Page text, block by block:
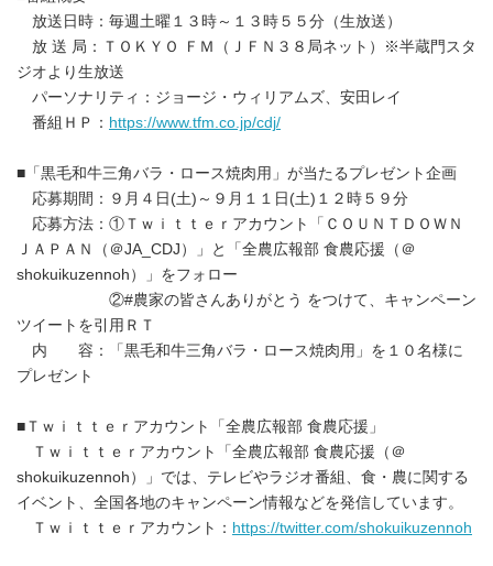
放送日時：毎週土曜１３時～１３時５５分（生放送）
放 送 局：ＴＯＫＹＯ ＦＭ（ＪＦＮ３８局ネット）※半蔵門スタ
ジオより生放送
パーソナリティ：ジョージ・ウィリアムズ、安田レイ
番組ＨＰ： https://www.tfm.co.jp/cdj/
■「黒毛和牛三角バラ・ロース焼肉用」が当たるプレゼント企画
応募期間：９月４日(土)～９月１１日(土)１２時５９分
応募方法：①Ｔｗｉｔｔｅｒアカウント「ＣＯＵＮＴＤＯＷＮ
ＪＡＰＡＮ（＠JA_CDJ）」と「全農広報部 食農応援（＠
shokuikuzennoh）」をフォロー
②#農家の皆さんありがとう をつけて、キャンペーン
ツイートを引用ＲＴ
内 容：「黒毛和牛三角バラ・ロース焼肉用」を１０名様に
プレゼント
■Ｔｗｉｔｔｅｒアカウント「全農広報部 食農応援」
Ｔｗｉｔｔｅｒアカウント「全農広報部 食農応援（＠
shokuikuzennoh）」では、テレビやラジオ番組、食・農に関する
イベント、全国各地のキャンペーン情報などを発信しています。
Ｔｗｉｔｔｅｒアカウント： https://twitter.com/shokuikuzennoh